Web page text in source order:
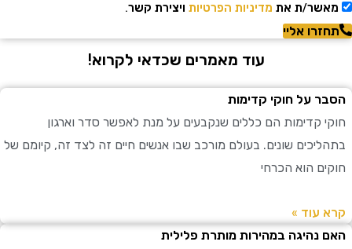
ת אתמדיניות הפרטיותויצירת קשר.
אליי
עוד מאמרים שכדאי לקרוא!
על חוקי קדימות
קדימות הם כללים שנקבעים על מנת לאפשר סדר וארגון
שונים. בעולם מורכב שבו אנשים חיים זה לצד זה, קיומם של
הוא הכרחי
»
במהירות מותרת פלילית